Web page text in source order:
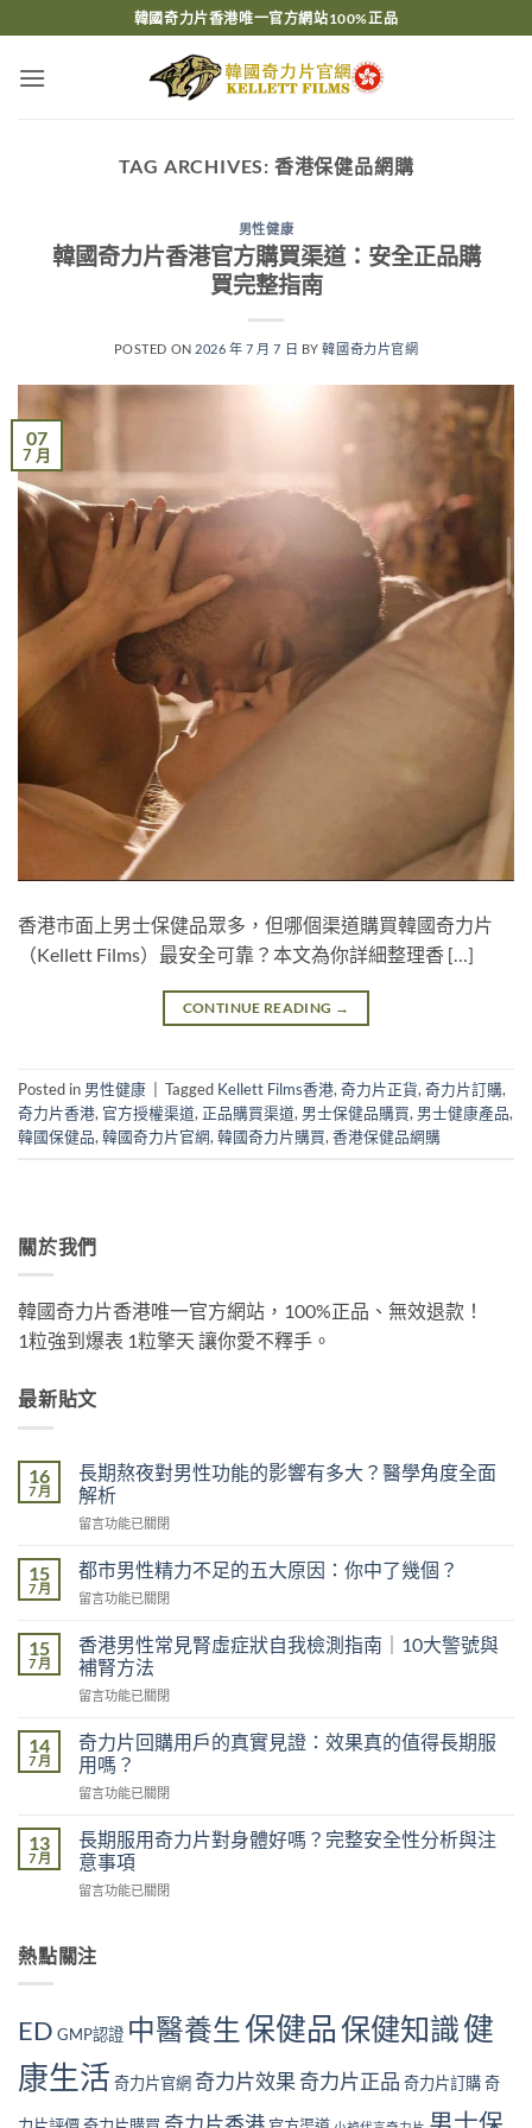
to
content
韓國奇力片香港唯一官方網站100%正品
TAG ARCHIVES: 香港保健品網購
男性健康
韓國奇力片香港官方購買渠道：安全正品購
買完整指南
POSTED ON 2026 年 7 月 7 日 BY韓國奇力片官網
07
7 月
香港市面上男士保健品眾多，但哪個渠道購買韓國奇力片
（Kellett Films）最安全可靠？本文為你詳細整理香 […]
CONTINUE READING →
Posted in 男性健康 Tagged Kellett Films香港, 奇力片正貨, 奇力片訂購,
奇力片香港, 官方授權渠道, 正品購買渠道, 男士保健品購買, 男士健康產品,
韓國保健品, 韓國奇力片官網, 韓國奇力片購買, 香港保健品網購
關於我們
韓國奇力片香港唯一官方網站，100%正品、無效退款！
1粒強到爆表 1粒擎天 讓你愛不釋手。
最新貼文
16
7 月
長期熬夜對男性功能的影響有多大？醫學角度全面
解析
在
期
熬
夜
男
性
能
影
響
有
多
醫
學
角
面
解
留言功能已關閉
15
7 月
都市男性精力不足的五大原因：你中了幾個？
在
市
男
性
精
不
足
的
五
原
因：
中
個？〉
留言功能已關閉
15
7 月
香港男性常見腎虛症狀自我檢測指南｜10大警號與
補腎方法
在
港
男
性
常
腎
虛
症
狀
檢
｜
大
號
留言功能已關閉
14
7 月
奇力片回購用戶的真實見證：效果真的值得長期服
用嗎？
在
力
片
回
購
的
證：
果
真
留言功能已關閉
13
7 月
長期服用奇力片對身體好嗎？完整安全性分析與注
意事項
在
服
用
片
身
體
留言功能已關閉
熱點關注
ED GMP認證 中醫養生保健品保健知識健
康生活 奇力片官網 奇力片效果 奇力片正品 奇力片訂購奇
男士保